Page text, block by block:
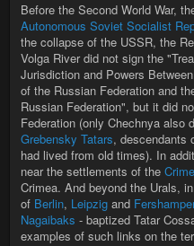
Before the Second World War,
Autonomous Soviet Socialist
the collapse of the USSR, the
Volga River did not sign the
Jurisdiction and Powers
of the Russian Federation and
Russian Federation", but it did
Federation (only Chechnya also
Grebensky Tatars, descendants
had lived from old times). In
near the settlements of the
Crimea. And beyond the Urals,
of Berlin, Leipzig and
Nagaibaks - baptized Tatar
examples of such links on the